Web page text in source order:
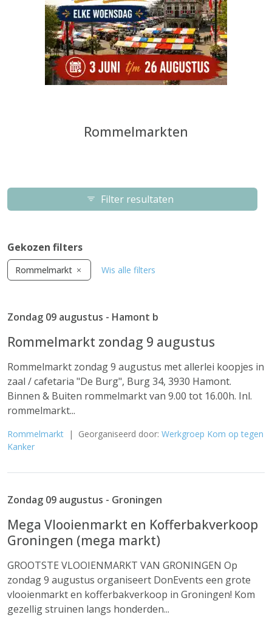
Rommelmarkten
Filter resultaten
Gekozen filters
Rommelmarkt Wis alle filters
Zondag 09 augustus - Hamont b
Rommelmarkt zondag 9 augustus
Rommelmarkt zondag 9 augustus met allerlei koopjes in
zaal / cafetaria "De Burg", Burg 34, 3930 Hamont.
Binnen & Buiten rommelmarkt van 9.00 tot 16.00h. Inl.
rommelmarkt...
Rommelmarkt | Georganiseerd door: Werkgroep Kom op tegen
Kanker
Zondag 09 augustus - Groningen
Mega Vlooienmarkt en Kofferbakverkoop
Groningen (mega markt)
GROOTSTE VLOOIENMARKT VAN GRONINGEN Op
zondag 9 augustus organiseert DonEvents een grote
vlooienmarkt en kofferbakverkoop in Groningen! Kom
gezellig struinen langs honderden...